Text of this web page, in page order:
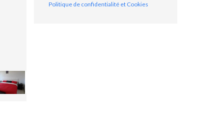
Politique de confidentialité et Cookies